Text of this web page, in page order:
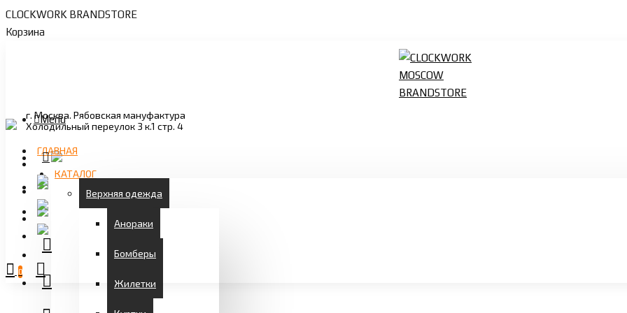
CLOCKWORK BRANDSTORE
Корзина
г. Москва. Рябовская мануфактура
Холодильный переулок 3 к.1 стр. 4
Menu
ГЛАВНАЯ
КАТАЛОГ
Верхняя одежда
Анораки
Бомберы
Жилетки
0